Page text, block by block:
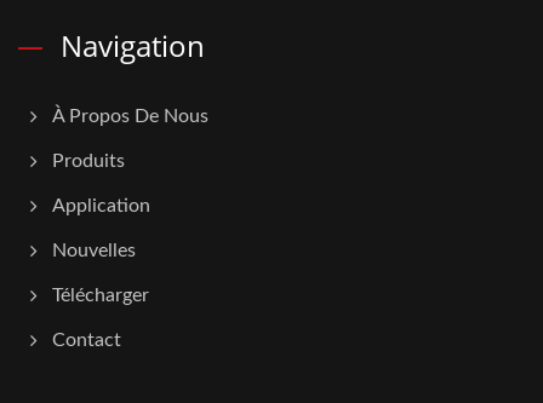
Navigation
À Propos De Nous
Produits
Application
Nouvelles
Télécharger
Contact